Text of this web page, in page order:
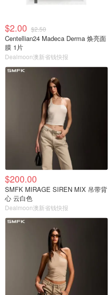
$2.00 $2.50
Centellian24 Madeca Derma 焕亮面
膜 1片
Dealmoon澳新省钱快报
$200.00
SMFK MIRAGE SIREN MIX 吊带背
心 云白色
Dealmoon澳新省钱快报